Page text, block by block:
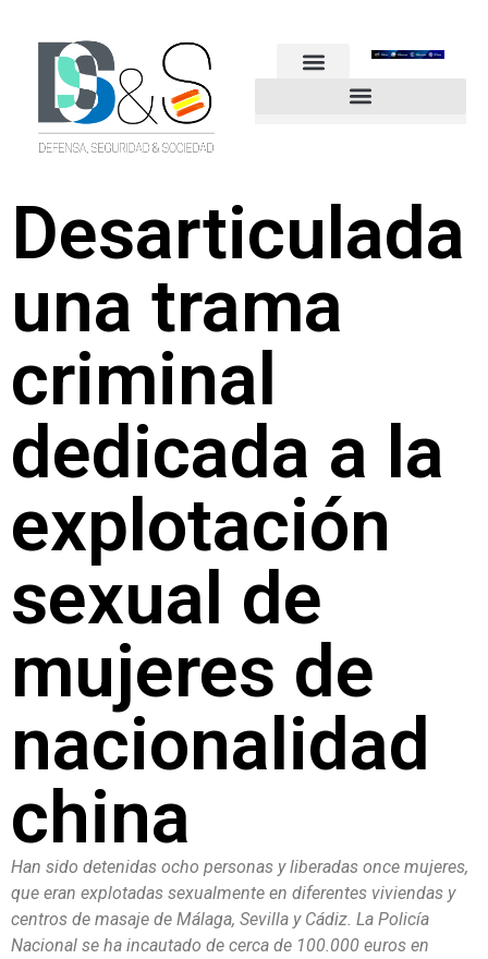
Desarticulada
una trama
criminal
dedicada a la
explotación
sexual de
mujeres de
nacionalidad
china
Han sido detenidas ocho personas y liberadas once mujeres,
que eran explotadas sexualmente en diferentes viviendas y
centros de masaje de Málaga, Sevilla y Cádiz. La Policía
Nacional se ha incautado de cerca de 100.000 euros en